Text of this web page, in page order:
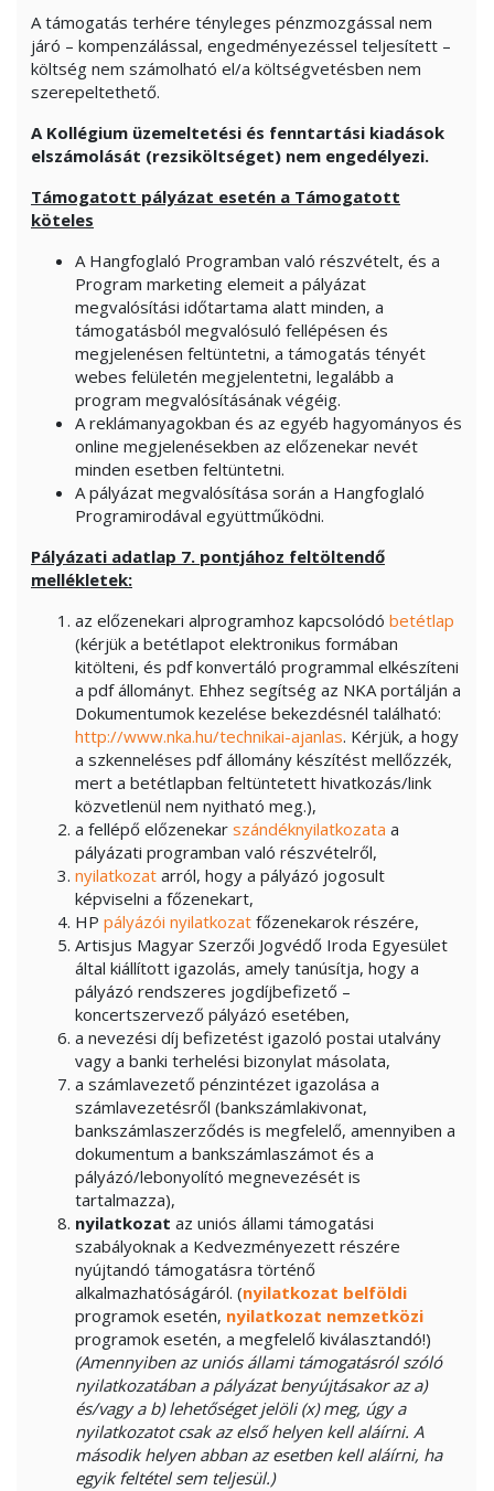
A támogatás terhére tényleges pénzmozgással nem
járó – kompenzálással, engedményezéssel teljesített –
költség nem számolható el/a költségvetésben nem
szerepeltethető.
A Kollégium üzemeltetési és fenntartási kiadások
elszámolását (rezsiköltséget) nem engedélyezi.
Támogatott pályázat esetén a Támogatott
köteles
A Hangfoglaló Programban való részvételt, és a
Program marketing elemeit a pályázat
megvalósítási időtartama alatt minden, a
támogatásból megvalósuló fellépésen és
megjelenésen feltüntetni, a támogatás tényét
webes felületén megjelentetni, legalább a
program megvalósításának végéig.
A reklámanyagokban és az egyéb hagyományos és
online megjelenésekben az előzenekar nevét
minden esetben feltüntetni.
A pályázat megvalósítása során a Hangfoglaló
Programirodával együttműködni.
Pályázati adatlap 7. pontjához feltöltendő
mellékletek:
az előzenekari alprogramhoz kapcsolódó betétlap
(kérjük a betétlapot elektronikus formában
kitölteni, és pdf konvertáló programmal elkészíteni
a pdf állományt. Ehhez segítség az NKA portálján a
Dokumentumok kezelése bekezdésnél található:
http://www.nka.hu/technikai-ajanlas. Kérjük, a hogy
a szkenneléses pdf állomány készítést mellőzzék,
mert a betétlapban feltüntetett hivatkozás/link
közvetlenül nem nyitható meg.),
a fellépő előzenekar szándéknyilatkozata a
pályázati programban való részvételről,
nyilatkozat arról, hogy a pályázó jogosult
képviselni a főzenekart,
HP pályázói nyilatkozat főzenekarok részére,
Artisjus Magyar Szerzői Jogvédő Iroda Egyesület
által kiállított igazolás, amely tanúsítja, hogy a
pályázó rendszeres jogdíjbefizető –
koncertszervező pályázó esetében,
a nevezési díj befizetést igazoló postai utalvány
vagy a banki terhelési bizonylat másolata,
a számlavezető pénzintézet igazolása a
számlavezetésről (bankszámlakivonat,
bankszámlaszerződés is megfelelő, amennyiben a
dokumentum a bankszámlaszámot és a
pályázó/lebonyolító megnevezését is
tartalmazza),
nyilatkozat az uniós állami támogatási
szabályoknak a Kedvezményezett részére
nyújtandó támogatásra történő
alkalmazhatóságáról. (nyilatkozat belföldi
programok esetén, nyilatkozat nemzetközi
programok esetén, a megfelelő kiválasztandó!)
(Amennyiben az uniós állami támogatásról szóló
nyilatkozatában a pályázat benyújtásakor az a)
és/vagy a b) lehetőséget jelöli (x) meg, úgy a
nyilatkozatot csak az első helyen kell aláírni. A
második helyen abban az esetben kell aláírni, ha
egyik feltétel sem teljesül.)